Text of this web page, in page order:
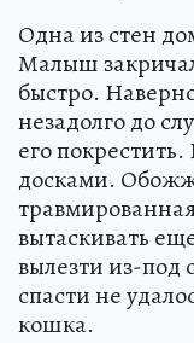
Одна из стен
Малыш
быстро.
незадолго до
его
досками.
вытаскивать
вылезти из-под
спасти не
кошка.